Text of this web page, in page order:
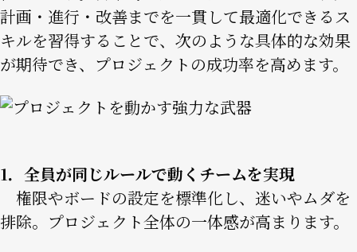
計画・進行・改善までを一貫して最適化できるス
キルを習得することで、次のような具体的な効果
が期待でき、プロジェクトの成功率を高めます。
Image
1．全員が同じルールで動くチームを実現
権限やボードの設定を標準化し、迷いやムダを
排除。プロジェクト全体の一体感が高まります。